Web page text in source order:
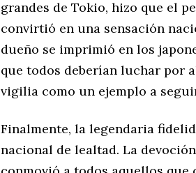
grandes de Tokio, hizo que el
convirtió en una sensación
dueño se imprimió en los
que todos deberían luchar por
vigilia como un ejemplo a
Finalmente, la legendaria
nacional de lealtad. La